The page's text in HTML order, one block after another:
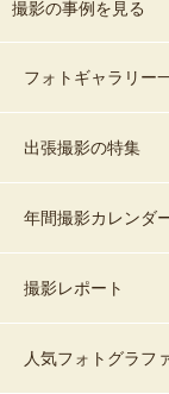
撮影の事例を見る
フォトギャラリー
出張撮影の特集
年間撮影カレンダ
撮影レポート
人気フォトグラフ